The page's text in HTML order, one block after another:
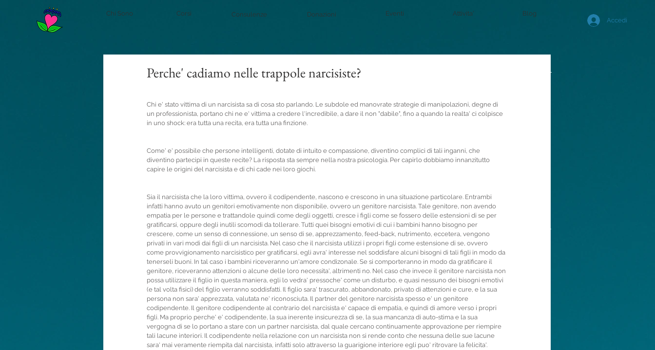
Chi Sono Corsi Consulenze Donazioni Eventi Attivita'
Blog
Accedi
Perche' cadiamo nelle trappole narcisiste?
Chi e' stato vittima di un narcisista sa di cosa sto parlando. Le subdole ed manovrate strategie di manipolazioni, degne di
un professionista, portano chi ne e' vittima a credere l'incredibile, a dare il non "dabile", fino a quando la realta' ci colpisce
in uno shock: era tutta una recita, era tutta una finzione.
Come' e' possibile che persone intelligenti, dotate di intuito e compassione, diventino complici di tali inganni, che
diventino partecipi in queste recite? La risposta sta sempre nella nostra psicologia. Per capirlo dobbiamo innanzitutto
capire le origini del narcisista e di chi cade nei loro giochi.
Sia il narcisista che la loro vittima, ovvero il codipendente, nascono e crescono in una situazione particolare. Entrambi
infatti hanno avuto un genitori emotivamente non disponibile, ovvero un genitore narcisista. Tale genitore, non avendo
empatia per le persone e trattandole quindi come degli oggetti, cresce i figli come se fossero delle estensioni di se per
gratificarsi, oppure degli inutili scomodi da tollerare. Tutti quei bisogni emotivi di cui i bambini hanno bisogno per
crescere, come un senso di connessione, un senso di se, apprezzamento, feed-back, nutrimento, eccetera, vengono
privati in vari modi dai figli di un narcisista. Nel caso che il narcisista utilizzi i propri figli come estensione di se, ovvero
come provvigionamento narcisistico per gratificarsi, egli avra' interesse nel soddisfare alcuni bisogni di tali figli in modo da
tenerseli buoni. In tal caso i bambini riceveranno un'amore condizonale. Se si comporteranno in modo da gratificare il
genitore, riceveranno attenzioni o alcune delle loro necessita', altrimenti no. Nel caso che invece il genitore narcisista non
possa utilizzare il figlio in questa maniera, egli lo vedra' pressoche' come un disturbo, e quasi nessuno dei bisogni emotivi
(e tal volta fisici) del figlio verranno soddisfatti. Il figlio sara' trascurato, abbandonato, privato di attenzioni e cure, e la sua
persona non sara' apprezzata, valutata ne' riconosciuta. Il partner del genitore narcisista spesso e' un genitore
codipendente. Il genitore codipendente al contrario del narcisista e' capace di empatia, e quindi di amore verso i propri
figli. Ma proprio perche' e' codipendente, la sua inerente insicurezza di se, la sua mancanza di auto-stima e la sua
vergogna di se lo portano a stare con un partner narcisista, dal quale cercano continuamente approvazione per riempire
tali lacune interiori. Il codipendente nella relazione con un narcisista non si rende conto che nessuna delle sue lacune
sara' mai veramente riempita dal narcisista, infatti solo attraverso la guarigione interiore egli puo' ritrovare la felicita'.